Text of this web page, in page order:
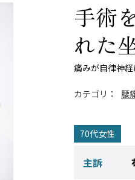
手術
れた
痛みが自律神
カテゴリ： 腰
70代女性
主訴